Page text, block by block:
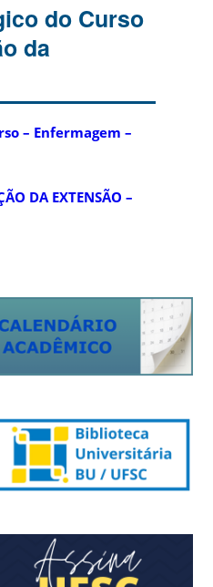
do Curso
da
– Enfermagem –
DA EXTENSÃO –